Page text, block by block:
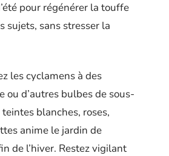
pour régénérer la touffe
sujets, sans stresser la
les cyclamens à des
ou d’autres bulbes de sous-
blanches, roses,
anime le jardin de
de l’hiver. Restez vigilant